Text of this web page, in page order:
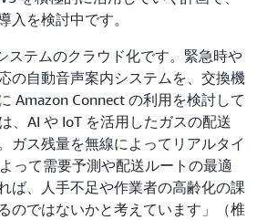
入を検討中です。
ステムのクラウド化です。緊急時や
の自動音声案内システムを、交換機
Amazon Connect の利用を検討して
、AI や IoT を活用したガスの配送
ガス残量を無線によってリアルタイ
って需要予測や配送ルートの最適
ば、人手不足や作業者の高齢化の課
のではないかと考えています」（椎